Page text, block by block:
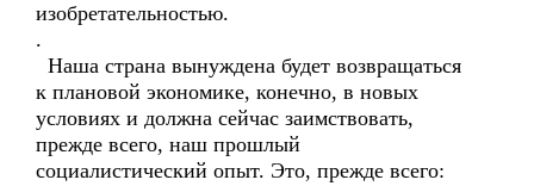
изобретательностью.
.
Наша страна вынуждена будет возвращаться
к плановой экономике, конечно, в новых
условиях и должна сейчас заимствовать,
прежде всего, наш прошлый
социалистический опыт. Это, прежде всего: